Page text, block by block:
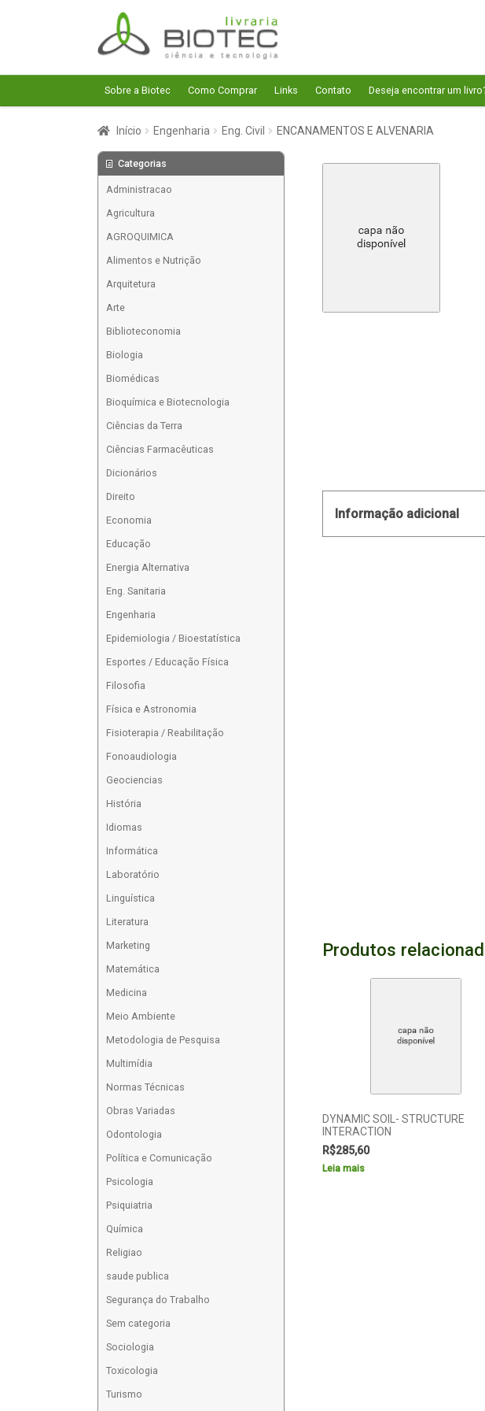
Pular
para
navegação
Pular
para
o
conteúdo
Sobre a Biotec Como Comprar Links Contato Deseja encontrar um
Início Engenharia Eng. Civil ENCANAMENTOS E ALVENARIA
Informação adicional
Produtos
DYNAMIC SOIL- STRUCTURE
INTERACTION
R$285,60
Leia mais
Categorias
Administracao
Agricultura
AGROQUIMICA
Alimentos e Nutrição
Arquitetura
Arte
Biblioteconomia
Biologia
Biomédicas
Bioquímica e Biotecnologia
Ciências da Terra
Ciências Farmacêuticas
Dicionários
Direito
Economia
Educação
Energia Alternativa
Eng. Sanitaria
Engenharia
Epidemiologia / Bioestatística
Esportes / Educação Física
Filosofia
Física e Astronomia
Fisioterapia / Reabilitação
Fonoaudiologia
Geociencias
História
Idiomas
Informática
Laboratório
Linguística
Literatura
Marketing
Matemática
Medicina
Meio Ambiente
Metodologia de Pesquisa
Multimídia
Normas Técnicas
Obras Variadas
Odontologia
Política e Comunicação
Psicologia
Psiquiatria
Química
Religiao
saude publica
Segurança do Trabalho
Sem categoria
Sociologia
Toxicologia
Turismo